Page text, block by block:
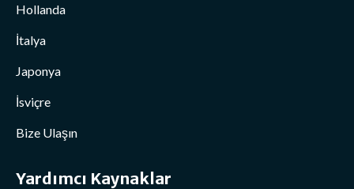
Hollanda
İtalya
Japonya
İsviçre
Bize Ulaşın
Yardımcı Kaynaklar